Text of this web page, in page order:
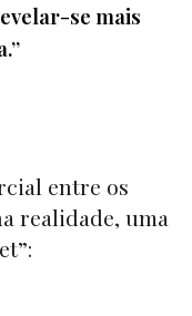
se mais
entre os
realidade, uma